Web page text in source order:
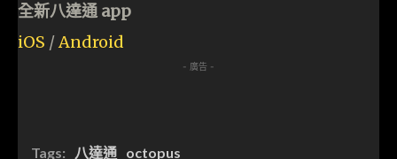
全新八達通 app
iOS /Android
- 廣告 -
Tags: 八達通 octopus